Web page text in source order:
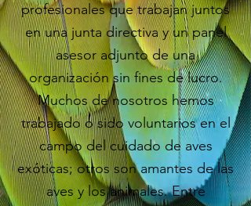
profesionales que trabajan juntos
en una junta directiva y un panel
asesor adjunto de una
organización sin fines de lucro.
Muchos de nosotros hemos
trabajado o sido voluntarios en el
campo del cuidado de aves
exóticas; otros son amantes de las
aves y los animales. Entre